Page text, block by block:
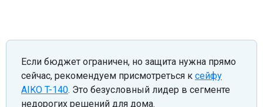
Если бюджет ограничен, но защита нужна прямо
сейчас, рекомендуем присмотреться к сейфу
AIKO T-140. Это безусловный лидер в сегменте
недорогих решений для дома.